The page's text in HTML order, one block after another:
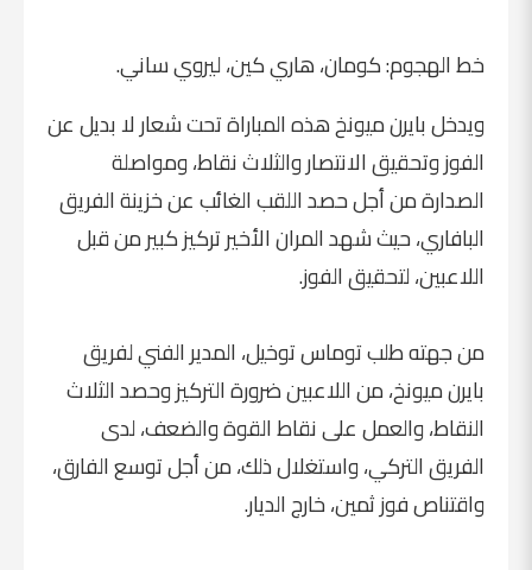
خط الهجوم: كومان، هاري كين، ليروي ساني.
ويدخل بايرن ميونخ هذه المباراة تحت شعار لا بديل عن
الفوز وتحقيق الانتصار والثلاث نقاط، ومواصلة
الصدارة من أجل حصد اللقب الغائب عن خزينة الفريق
البافاري، حيث شهد المران الأخير تركيز كبير من قبل
اللاعبين، لتحقيق الفوز.
من جهته طلب توماس توخيل، المدير الفني لفريق
بايرن ميونخ، من اللاعبين ضرورة التركيز وحصد الثلاث
النقاط، والعمل على نقاط القوة والضعف، لدى
الفريق التركي، واستغلال ذلك، من أجل توسع الفارق،
واقتناص فوز ثمين، خارج الديار.